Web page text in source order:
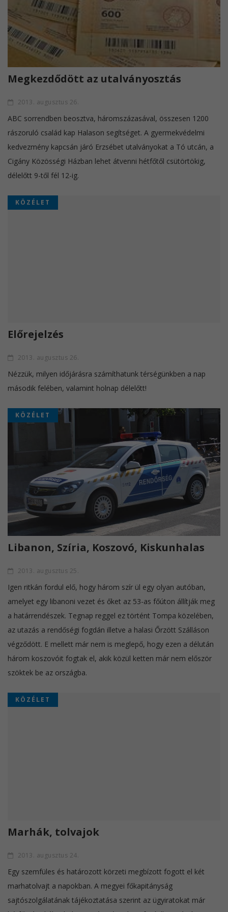
Megkezdődött az utalványosztás
2013. augusztus 26.
ABC sorrendben beosztva, háromszázasával, összesen 1200
rászoruló család kap Halason segítséget. A gyermekvédelmi
kedvezmény kapcsán járó Erzsébet utalványokat a Tó utcán, a
Cigány Közösségi Házban lehet átvenni hétfőtől csütörtökig,
délelőtt 9-től fél 12-ig.
KÖZÉLET
Előrejelzés
2013. augusztus 26.
Nézzük, milyen időjárásra számíthatunk térségünkben a nap
második felében, valamint holnap délelőtt!
KÖZÉLET
Libanon, Szíria, Koszovó, Kiskunhalas
2013. augusztus 25.
Igen ritkán fordul elő, hogy három szír ül egy olyan autóban,
amelyet egy libanoni vezet és őket az 53-as főúton állítják meg
a határrendészek. Tegnap reggel ez történt Tompa közelében,
az utazás a rendőségi fogdán illetve a halasi Őrzött Szálláson
végződött. E mellett már nem is meglepő, hogy ezen a délután
három koszovóit fogtak el, akik közül ketten már nem először
szöktek be az országba.
KÖZÉLET
Marhák, tolvajok
2013. augusztus 24.
Egy szemfüles és határozott körzeti megbízott fogott el két
marhatolvajt a napokban. A megyei főkapitányság
sajtószolgálatának tájékoztatása szerint az ügyiratokat már